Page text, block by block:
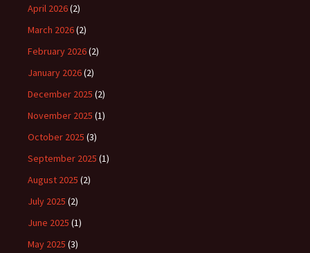
April 2026(2)
March 2026(2)
February 2026(2)
January 2026(2)
December 2025 (2)
November 2025 (1)
October 2025 (3)
September 2025 (1)
August 2025 (2)
July 2025 (2)
June 2025 (1)
May 2025 (3)